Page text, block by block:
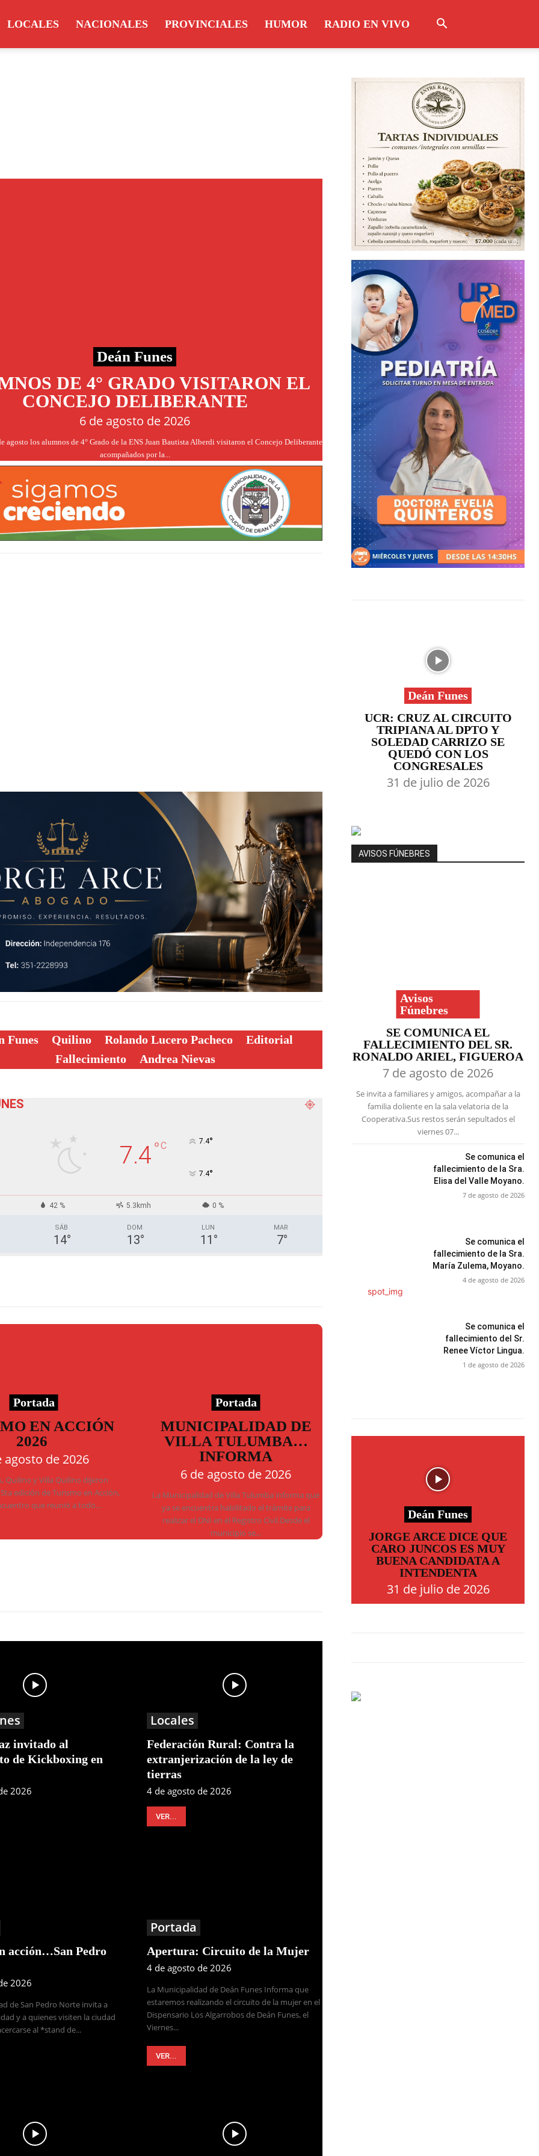
LOCALES NACIONALES PROVINCIALES HUMOR RADIO EN VIVO
Deán Funes
DE 4° GRADO VISITARON EL
CONCEJO DELIBERANTE
6 de agosto de 2026
agosto los alumnos de 4° Grado de la ENS Juan Bautista Alberdi visitaron el Concejo Deliberante
acompañados por la...
Funes Quilino Rolando Lucero Pacheco
Editorial
Fallecimiento
Andrea Nievas
7.4°C 7.4°
7.4°
42 % 5.3kmh 0 %
SÁB
14°
DOM
13°
LUN
11 °
MAR
7°
Portada
EN ACCIÓN
2026
agosto de 2026
Quilino y Villa Quilino dijeron
edición de Turismo en Acción,
que reunió a todo...
Portada
MUNICIPALIDAD DE
VILLA TULUMBA…
INFORMA
6 de agosto de 2026
La Municipalidad de Villa Tulumba informa que
ya se encuentra habilitado el trámite para
realizar el DNI en el Registro Civil.Desde el
municipio se...
invitado al
de Kickboxing en
2026
Locales
Federación Rural: Contra la
extranjerización de la ley de
tierras
4 de agosto de 2026
VER...
acción…San Pedro
2026
de San Pedro Norte invita a
y a quienes visiten la ciudad
al *stand de...
Portada
Apertura: Circuito de la Mujer
4 de agosto de 2026
La Municipalidad de Deán Funes Informa que
estaremos realizando el circuito de la mujer en el
Dispensario Los Algarrobos de Deán Funes, el
Viernes...
VER...
Deán Funes
UCR: CRUZ AL CIRCUITO
TRIPIANA AL DPTO Y
SOLEDAD CARRIZO SE
QUEDÓ CON LOS
CONGRESALES
31 de julio de 2026
AVISOS FÚNEBRES
Avisos
Fúnebres
SE COMUNICA EL
FALLECIMIENTO DEL SR.
RONALDO ARIEL, FIGUEROA
7 de agosto de 2026
Se invita a familiares y amigos, acompañar a la
familia doliente en la sala velatoria de la
Cooperativa.Sus restos serán sepultados el
viernes 07...
Se comunica el
fallecimiento de la Sra.
Elisa del Valle Moyano.
7 de agosto de 2026
Se comunica el
fallecimiento de la Sra.
María Zulema, Moyano.
4 de agosto de 2026
Se comunica el
fallecimiento del Sr.
Renee Víctor Lingua.
1 de agosto de 2026
Deán Funes
JORGE ARCE DICE QUE
CARO JUNCOS ES MUY
BUENA CANDIDATA A
INTENDENTA
31 de julio de 2026